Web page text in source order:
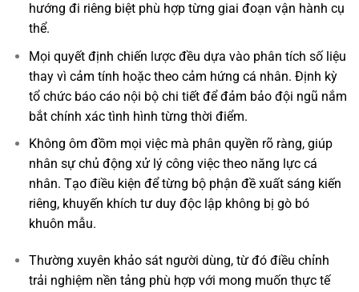
hướng đi riêng biệt phù hợp từng giai đoạn vận hành cụ
thể.
Mọi quyết định chiến lược đều dựa vào phân tích số liệu
thay vì cảm tính hoặc theo cảm hứng cá nhân. Định kỳ
tổ chức báo cáo nội bộ chi tiết để đảm bảo đội ngũ nắm
bắt chính xác tình hình từng thời điểm.
Không ôm đồm mọi việc mà phân quyền rõ ràng, giúp
nhân sự chủ động xử lý công việc theo năng lực cá
nhân. Tạo điều kiện để từng bộ phận đề xuất sáng kiến
riêng, khuyến khích tư duy độc lập không bị gò bó
khuôn mẫu.
Thường xuyên khảo sát người dùng, từ đó điều chỉnh
trải nghiệm nền tảng phù hợp với mong muốn thực tế